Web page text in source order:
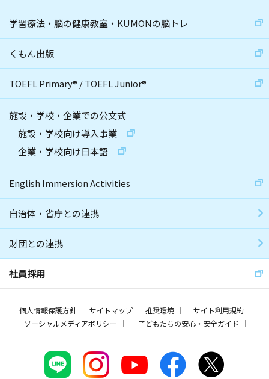
学習療法・脳の健康教室・KUMONの脳トレ
くもん出版
TOEFL Primary® /TOEFL Junior®
施設・学校・企業での公文式
施設・学校向け導入事業
企業・学校向け日本語
English Immersion Activities
自治体・省庁との連携
財団との連携
社員採用
個人情報保護方針 サイトマップ 推奨環境
サイト利用規約
ソーシャルメディアポリシー
子どもたちの安心・安全ガイド